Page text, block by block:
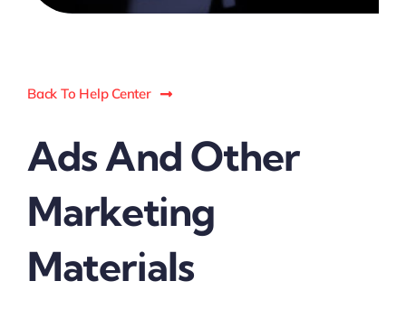
Back To Help Center
Ads And Other
Marketing
Materials